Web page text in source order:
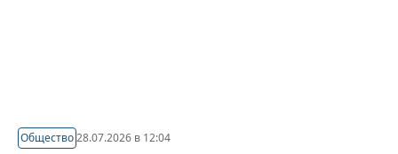
Общество28.07.2026 в 12:04